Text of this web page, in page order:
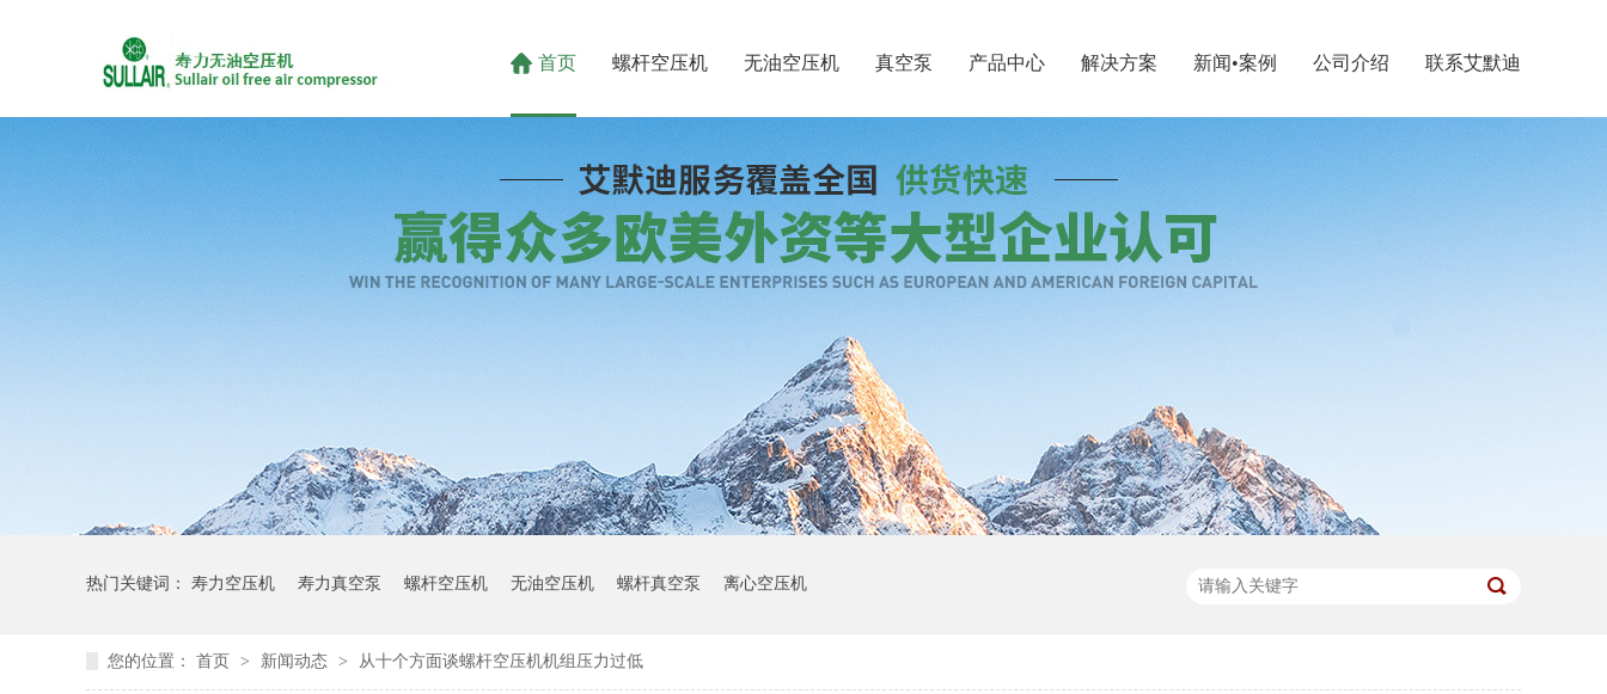
首页 螺杆空压机 无油空压机 真空泵 产品中心 解决方案 新闻•案例 公司介绍 联系艾默迪
热门关键词： 寿力空压机 寿力真空泵 螺杆空压机 无油空压机 螺杆真空泵 离心空压机
您的位置： 首页 > 新闻动态 > 从十个方面谈螺杆空压机机组压力过低